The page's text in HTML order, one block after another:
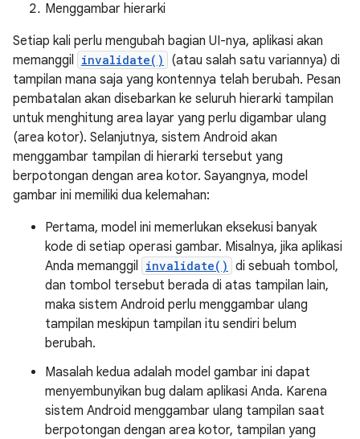
Menggambar hierarki
Setiap kali perlu mengubah bagian UI-nya, aplikasi akan
memanggil invalidate()
(atau salah satu variannya) di
tampilan mana saja yang kontennya telah berubah. Pesan
pembatalan akan disebarkan ke seluruh hierarki tampilan
untuk menghitung area layar yang perlu digambar ulang
(area kotor). Selanjutnya, sistem Android akan
menggambar tampilan di hierarki tersebut yang
berpotongan dengan area kotor. Sayangnya, model
gambar ini memiliki dua kelemahan:
Pertama, model ini memerlukan eksekusi banyak
kode di setiap operasi gambar. Misalnya, jika aplikasi
Anda memanggil invalidate() di sebuah tombol,
dan tombol tersebut berada di atas tampilan lain,
maka sistem Android perlu menggambar ulang
tampilan meskipun tampilan itu sendiri belum
berubah.
Masalah kedua adalah model gambar ini dapat
menyembunyikan bug dalam aplikasi Anda. Karena
sistem Android menggambar ulang tampilan saat
berpotongan dengan area kotor, tampilan yang